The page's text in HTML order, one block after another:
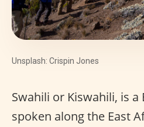
Unsplash: Crispin Jones
Swahili or Kiswahili, is a
spoken along the East